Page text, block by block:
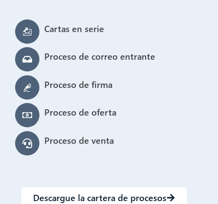
Cartas en serie
Proceso de correo entrante
Proceso de firma
Proceso de oferta
Proceso de venta
Descargue la cartera de procesos